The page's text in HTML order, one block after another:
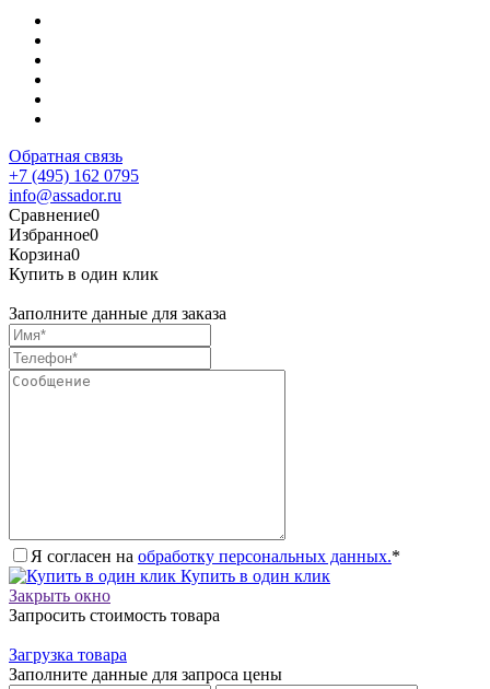
Обратная связь
+7 (495) 162 0795
info@assador.ru
Сравнение0
Избранное0
Корзина0
Купить в один клик
Заполните данные для заказа
Я согласен на обработку персональных данных.*
Купить в один клик
Закрыть окно
Запросить стоимость товара
Загрузка товара
Заполните данные для запроса цены